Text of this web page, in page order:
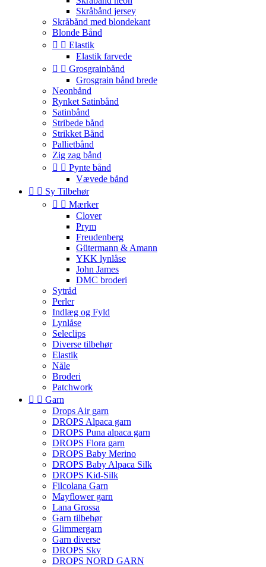
Skråbånd jersey
Skråbånd med blondekant
Blonde Bånd
  Elastik
Elastik farvede
  Grosgrainbånd
Grosgrain bånd brede
Neonbånd
Rynket Satinbånd
Satinbånd
Stribede bånd
Strikket Bånd
Pallietbånd
Zig zag bånd
  Pynte bånd
Vævede bånd
  Sy Tilbehør
  Mærker
Clover
Prym
Freudenberg
Gütermann & Amann
YKK lynlåse
John James
DMC broderi
Sytråd
Perler
Indlæg og Fyld
Lynlåse
Seleclips
Diverse tilbehør
Elastik
Nåle
Broderi
Patchwork
  Garn
Drops Air garn
DROPS Alpaca garn
DROPS Puna alpaca garn
DROPS Flora garn
DROPS Baby Merino
DROPS Baby Alpaca Silk
DROPS Kid-Silk
Filcolana Garn
Mayflower garn
Lana Grossa
Garn tilbehør
Glimmergarn
Garn diverse
DROPS Sky
DROPS NORD GARN